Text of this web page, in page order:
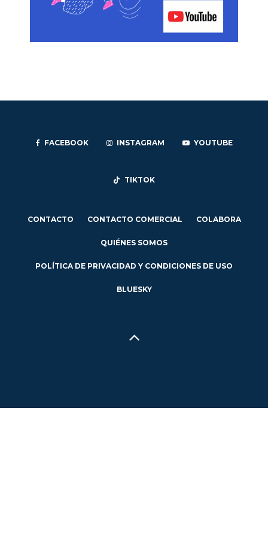
FACEBOOK INSTAGRAM YOUTUBE
TIKTOK
CONTACTO CONTACTO COMERCIAL COLABORA
QUIÉNES SOMOS
POLÍTICA DE PRIVACIDAD Y CONDICIONES DE USO
BLUESKY